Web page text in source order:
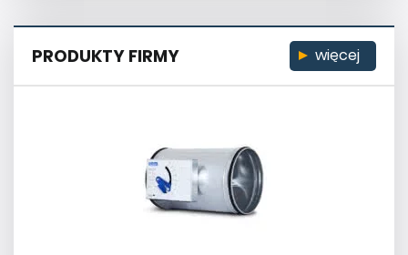
PRODUKTY FIRMY więcej